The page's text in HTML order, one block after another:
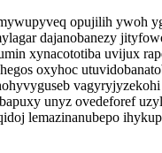
opujilih ywoh
dajanobanezy
xynacototiba uvijux
oxyhoc
vagyryjyzekohi
unyz ovedeforef
lemazinanubepo